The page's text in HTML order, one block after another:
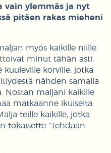
vain ylemmäs ja nyt
pitäen rakas mieheni
myös kaikille niille
minut tähän asti.
kuuleville korville, jotka
nähden samalla
Nostan maljani kaikille
matkaanne ikuiselta
teille kaikille, jotka
tokaisette ”Tehdään